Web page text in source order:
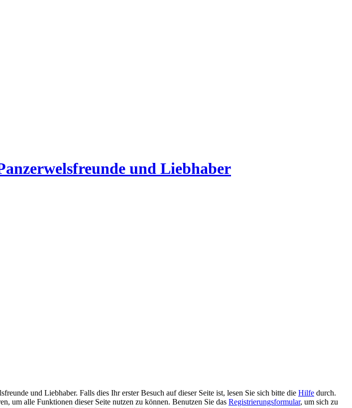
und Liebhaber
und Liebhaber. Falls dies Ihr erster Besuch auf dieser Seite ist, lesen Sie sich bitte die Hilfe durch.
um alle Funktionen dieser Seite nutzen zu können. Benutzen Sie das Registrierungsformular, um sich zu